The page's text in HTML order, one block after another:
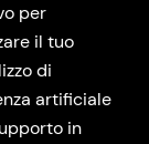
per
il tuo
di
artificiale
in